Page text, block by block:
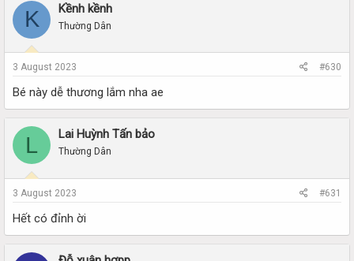
K Kềnh kềnh
Thường Dân
3 August 2023 #630
Bé này dễ thương lắm nha ae
L Lai Huỳnh Tấn bảo
Thường Dân
3 August 2023 #631
Hết có đỉnh ời